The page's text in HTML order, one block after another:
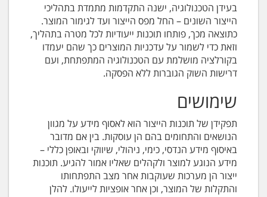
בעידן הטכנולוגיה, ישנה התקדמות מתמדת בתהליכי
הייצור השונים – החל מפס הייצור ועד לגימור המוצר.
כתוצאה מכך, פותחו תוכנות ייעודיות לכל מטרה בתהליך,
וזאת כדי לשמור על עדכניות המוצרים כך שהם יעמדו
בקורלציה מושלמת עם הטכנולוגיה המתפתחת, ועם
דרישות השוק הגוברות ללא הפסקה.
שימושים
תפקידן של תוכנות הייצור הוא לאסוף מידע על מגוון
הנושאים והתחומים בהם הן עוסקות. בין אם מדובר
באיסוף מידע הנדסי, כימי, ניהולי, שיווקי ובאופן כללי –
מידע הנוגע למוצר ולקהלים שאליו אמור להגיע. תוכנות
ייצור הן מערכות שעוקבות אחר מצב התפתחותו
והתקלות של המוצר, וכן אחר אופציות לייעולו. להלן